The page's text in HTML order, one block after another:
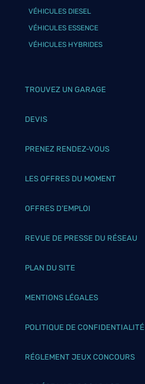
VÉHICULES DIESEL
VÉHICULES ESSENCE
VÉHICULES HYBRIDES
TROUVEZ UN GARAGE
DEVIS
PRENEZ RENDEZ-VOUS
LES OFFRES DU MOMENT
OFFRES D’EMPLOI
REVUE DE PRESSE DU RÉSEAU
PLAN DU SITE
MENTIONS LÉGALES
POLITIQUE DE CONFIDENTIALITÉ
RÉGLEMENT JEUX CONCOURS